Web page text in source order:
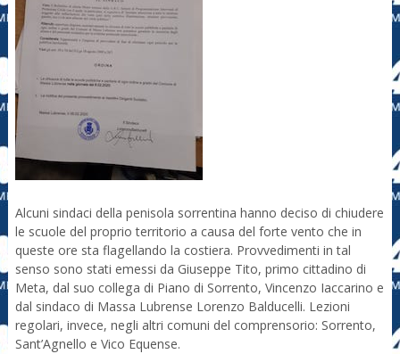
Alcuni sindaci della penisola sorrentina hanno deciso di chiudere
le scuole del proprio territorio a causa del forte vento che in
queste ore sta flagellando la costiera. Provvedimenti in tal
senso sono stati emessi da Giuseppe Tito, primo cittadino di
Meta, dal suo collega di Piano di Sorrento, Vincenzo Iaccarino e
dal sindaco di Massa Lubrense Lorenzo Balducelli. Lezioni
regolari, invece, negli altri comuni del comprensorio: Sorrento,
Sant’Agnello e Vico Equense.